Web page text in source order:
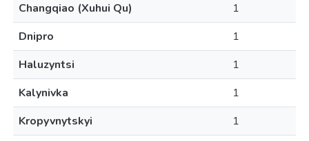
Changqiao (Xuhui Qu)
1
Dnipro
1
Haluzyntsi
1
Kalynivka
1
Kropyvnytskyi
1